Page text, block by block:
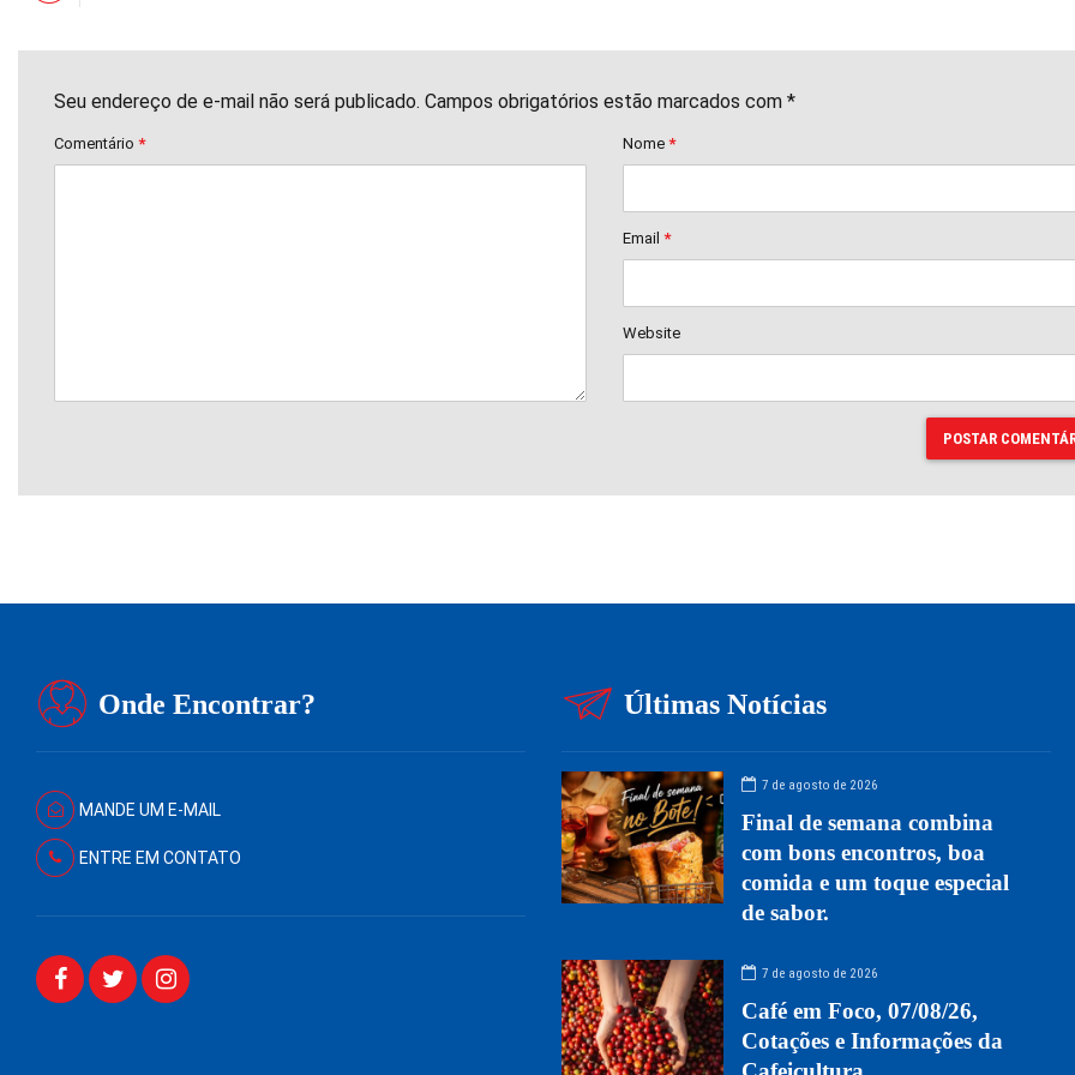
Seu endereço de e-mail não será publicado. Campos obrigatórios estão marcados com *
Comentário * Nome *
Email *
Website
POSTAR
Onde Encontrar?
MANDE UM E-MAIL
ENTRE EM CONTATO
Últimas Notícias
7 de agosto de 2026
Final de semana combina
com bons encontros, boa
comida e um toque especial
de sabor.
7 de agosto de 2026
Café em Foco, 07/08/26,
Cotações e Informações da